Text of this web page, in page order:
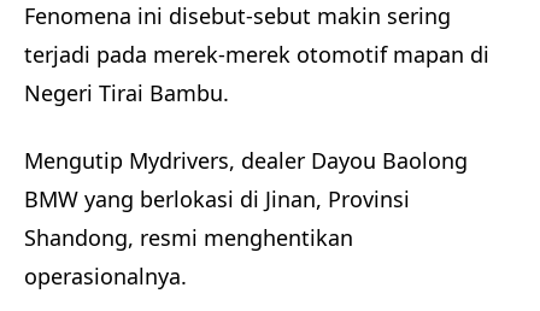
Fenomena ini disebut-sebut makin sering
terjadi pada merek-merek otomotif mapan di
Negeri Tirai Bambu.
Mengutip Mydrivers, dealer Dayou Baolong
BMW yang berlokasi di Jinan, Provinsi
Shandong, resmi menghentikan
operasionalnya.